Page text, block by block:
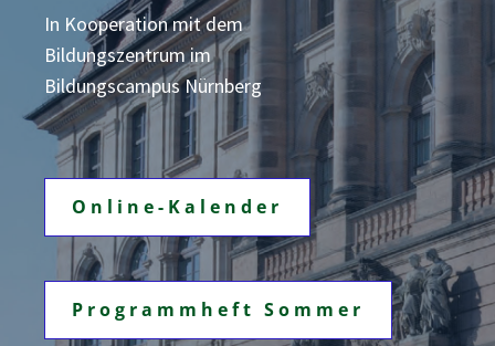
In Kooperation mit dem
Bildungszentrumim
Bildungscampus Nürnberg
Online-Kalender
Programmheft Sommer